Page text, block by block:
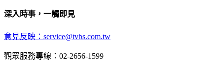
深入時事，一觸即見
意見反映：service@tvbs.com.tw
觀眾服務專線：02-2656-1599